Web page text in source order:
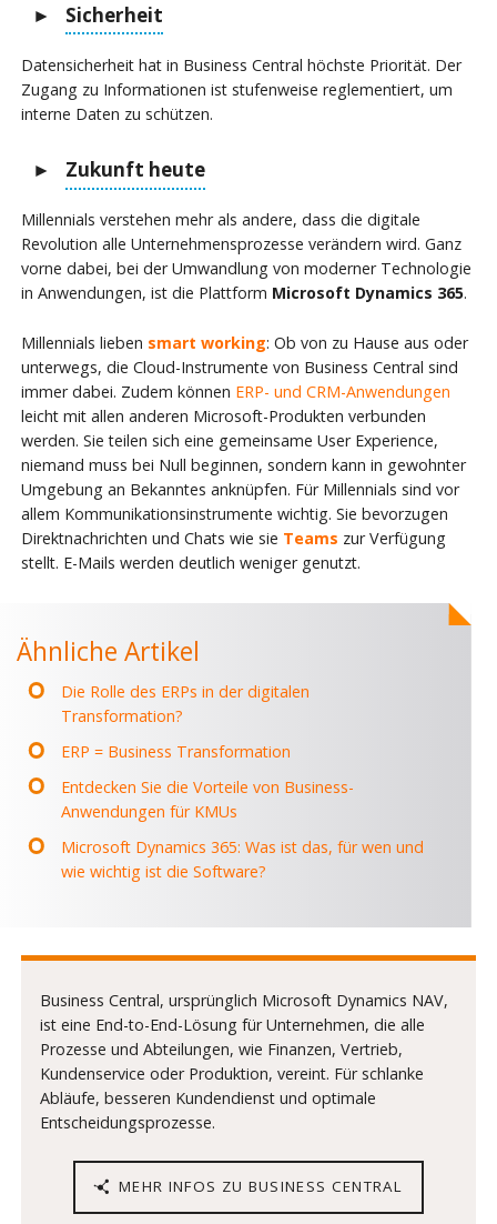
Sicherheit
Datensicherheit hat in Business Central höchste Priorität. Der
Zugang zu Informationen ist stufenweise reglementiert, um
interne Daten zu schützen.
Zukunft heute
Millennials verstehen mehr als andere, dass die digitale
Revolution alle Unternehmensprozesse verändern wird. Ganz
vorne dabei, bei der Umwandlung von moderner Technologie
in Anwendungen, ist die Plattform Microsoft Dynamics 365.
Millennials lieben smart working: Ob von zu Hause aus oder
unterwegs, die Cloud-Instrumente von Business Central sind
immer dabei. Zudem können ERP- und CRM-Anwendungen
leicht mit allen anderen Microsoft-Produkten verbunden
werden. Sie teilen sich eine gemeinsame User Experience,
niemand muss bei Null beginnen, sondern kann in gewohnter
Umgebung an Bekanntes anknüpfen. Für Millennials sind vor
allem Kommunikationsinstrumente wichtig. Sie bevorzugen
Direktnachrichten und Chats wie sie Teams zur Verfügung
stellt. E-Mails werden deutlich weniger genutzt.
Ähnliche Artikel
Die Rolle des ERPs in der digitalen
Transformation?
ERP = Business Transformation
Entdecken Sie die Vorteile von Business-
Anwendungen für KMUs
Microsoft Dynamics 365: Was ist das, für wen und
wie wichtig ist die Software?
Business Central, ursprünglich Microsoft Dynamics NAV,
ist eine End-to-End-Lösung für Unternehmen, die alle
Prozesse und Abteilungen, wie Finanzen, Vertrieb,
Kundenservice oder Produktion, vereint. Für schlanke
Abläufe, besseren Kundendienst und optimale
Entscheidungsprozesse.
MEHR INFOS ZU BUSINESS CENTRAL